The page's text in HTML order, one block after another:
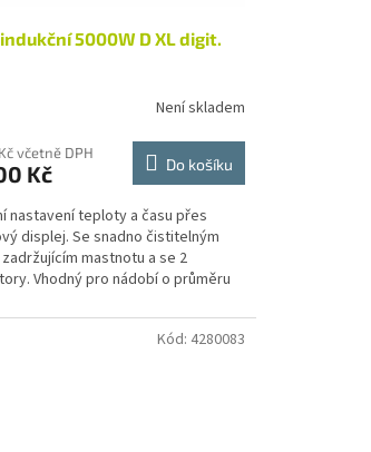
5000W D XL digit.
Není skladem
včetně DPH
Kč Do košíku
nastavení teploty a času přes
displej. Se snadno čistitelným
mastnotu a se 2
Vhodný pro nádobí o průměru
Kód: 4280083